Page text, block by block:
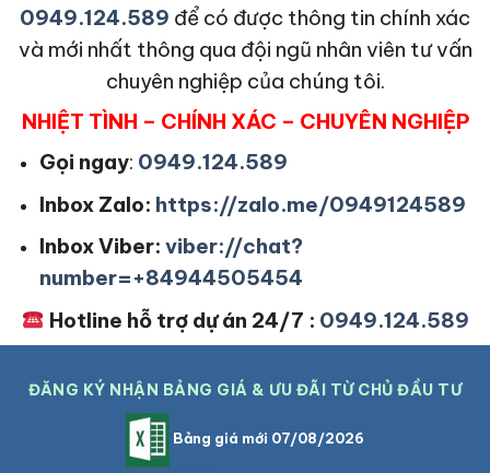
0949.124.589 để có được thông tin chính xác
và mới nhất thông qua đội ngũ nhân viên tư vấn
chuyên nghiệp của chúng tôi.
NHIỆT TÌNH – CHÍNH XÁC – CHUYÊN NGHIỆP
Gọi ngay: 0949.124.589
Inbox Zalo: https://zalo.me/0949124589
Inbox Viber: viber://chat?
number=+84944505454
Hotline hỗ trợ dự án 24/7 : 0949.124.589
ĐĂNG KÝ NHẬN BẢNG GIÁ & ƯU ĐÃI TỪ CHỦ ĐẦU TƯ
Bảng giá mới 07/08/2026